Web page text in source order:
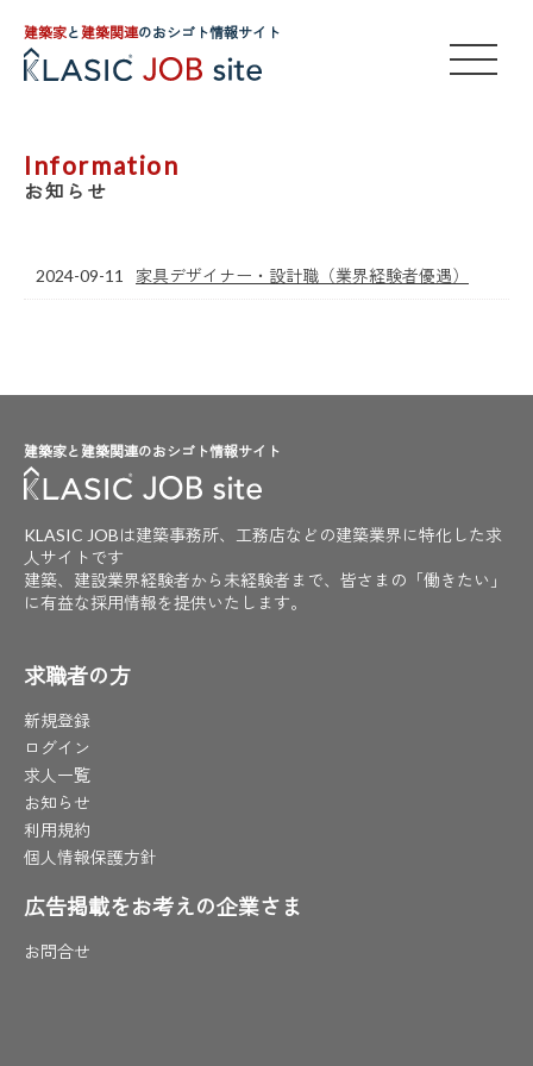
建築家と建築関連のおシゴト情報サイト
Information
お知らせ
2024-09-11 家具デザイナー・設計職（業界経験者優遇）
建築家と建築関連のおシゴト情報サイト
KLASIC JOBは建築事務所、工務店などの建築業界に特化した求
人サイトです
建築、建設業界経験者から未経験者まで、皆さまの「働きたい」
に有益な採用情報を提供いたします。
求職者の方
新規登録
ログイン
求人一覧
お知らせ
利用規約
個人情報保護方針
広告掲載をお考えの企業さま
お問合せ